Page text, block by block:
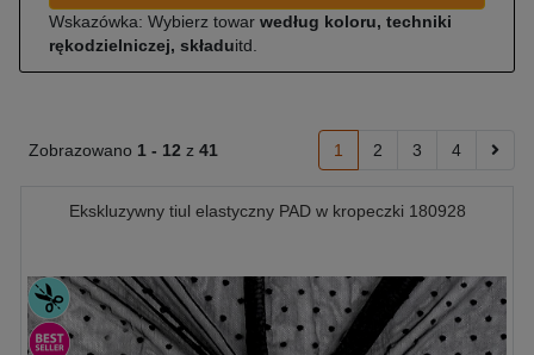
Wskazówka: Wybierz towar według koloru, techniki
rękodzielniczej, składuitd.
Zobrazowano 1 - 12 z 41 1 2 3 4
Ekskluzywny tiul elastyczny PAD w kropeczki 180928